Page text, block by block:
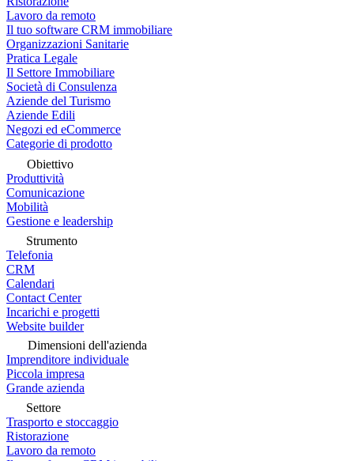
Lavoro da remoto
Il tuo software CRM immobiliare
Organizzazioni Sanitarie
Pratica Legale
Il Settore Immobiliare
Società di Consulenza
Aziende del Turismo
Aziende Edili
Negozi ed eCommerce
Categorie di prodotto
Obiettivo
Produttività
Comunicazione
Mobilità
Gestione e leadership
Strumento
Telefonia
CRM
Calendari
Contact Center
Incarichi e progetti
Website builder
Dimensioni dell'azienda
Imprenditore individuale
Piccola impresa
Grande azienda
Settore
Trasporto e stoccaggio
Ristorazione
Lavoro da remoto